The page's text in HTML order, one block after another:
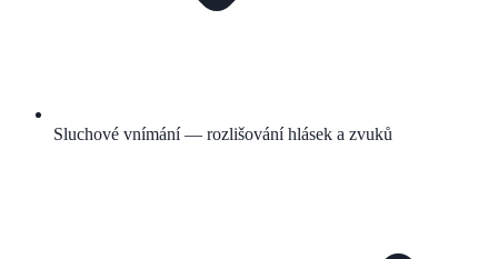
Sluchové vnímání — rozlišování hlásek a zvuků